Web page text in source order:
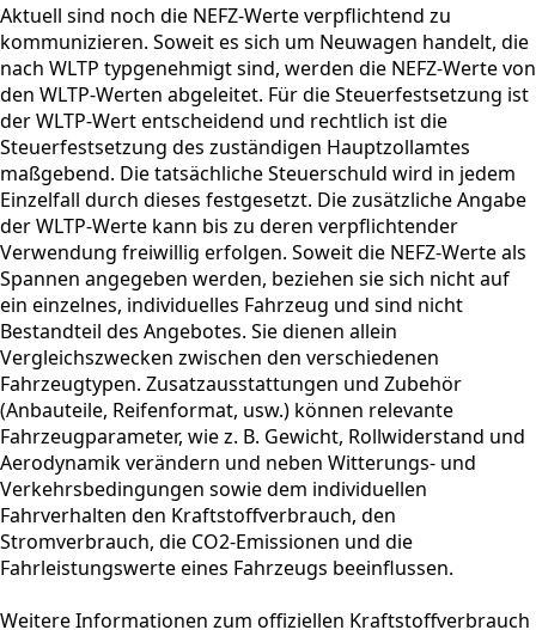
Aktuell sind noch die NEFZ-Werte verpflichtend zu
kommunizieren. Soweit es sich um Neuwagen handelt, die
nach WLTP typgenehmigt sind, werden die NEFZ-Werte von
den WLTP-Werten abgeleitet. Für die Steuerfestsetzung ist
der WLTP-Wert entscheidend und rechtlich ist die
Steuerfestsetzung des zuständigen Hauptzollamtes
maßgebend. Die tatsächliche Steuerschuld wird in jedem
Einzelfall durch dieses festgesetzt. Die zusätzliche Angabe
der WLTP-Werte kann bis zu deren verpflichtender
Verwendung freiwillig erfolgen. Soweit die NEFZ-Werte als
Spannen angegeben werden, beziehen sie sich nicht auf
ein einzelnes, individuelles Fahrzeug und sind nicht
Bestandteil des Angebotes. Sie dienen allein
Vergleichszwecken zwischen den verschiedenen
Fahrzeugtypen. Zusatzausstattungen und Zubehör
(Anbauteile, Reifenformat, usw.) können relevante
Fahrzeugparameter, wie z. B. Gewicht, Rollwiderstand und
Aerodynamik verändern und neben Witterungs- und
Verkehrsbedingungen sowie dem individuellen
Fahrverhalten den Kraftstoffverbrauch, den
Stromverbrauch, die CO2-Emissionen und die
Fahrleistungswerte eines Fahrzeugs beeinflussen.
Weitere Informationen zum offiziellen Kraftstoffverbrauch